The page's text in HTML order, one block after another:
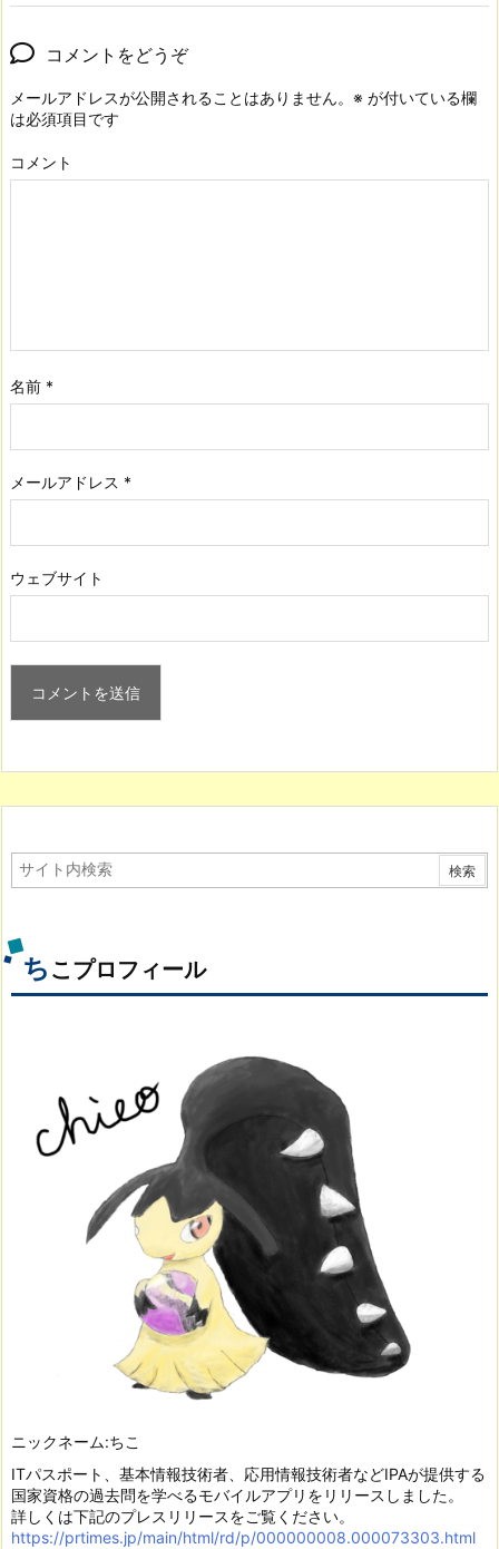
コメントをどうぞ
メールアドレスが公開されることはありません。 ※ が付いている欄
は必須項目です
コメント
名前 *
メールアドレス *
ウェブサイト
ち こプロフィール
ニックネーム:ちこ
ITパスポート、基本情報技術者、応用情報技術者などIPAが提供する
国家資格の過去問を学べるモバイルアプリをリリースしました。
詳しくは下記のプレスリリースをご覧ください。
https://prtimes.jp/main/html/rd/p/000000008.000073303.html